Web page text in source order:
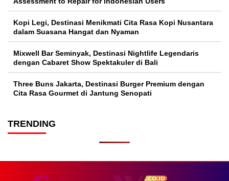
Kopi Legi, Destinasi Menikmati Cita Rasa Kopi Nusantara
dalam Suasana Hangat dan Nyaman
Mixwell Bar Seminyak, Destinasi Nightlife Legendaris
dengan Cabaret Show Spektakuler di Bali
Three Buns Jakarta, Destinasi Burger Premium dengan
Cita Rasa Gourmet di Jantung Senopati
TRENDING